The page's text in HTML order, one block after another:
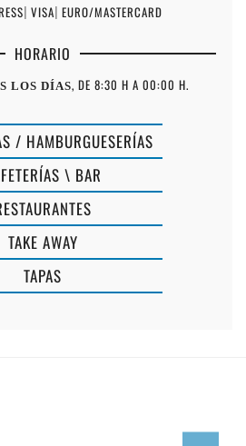
| VISA| EURO/MASTERCARD
HORARIO
LOS DÍAS, DE 8:30 H A 00:00 H.
/ HAMBURGUESERÍAS
\ BAR
TAKE AWAY
TAPAS